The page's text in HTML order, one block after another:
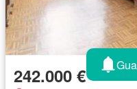
242.000 €